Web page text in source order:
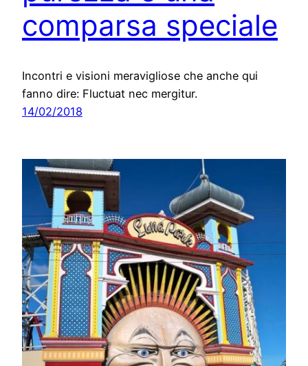
comparsa speciale
Incontri e visioni meravigliose che anche qui
fanno dire: Fluctuat nec mergitur.
14/02/2018